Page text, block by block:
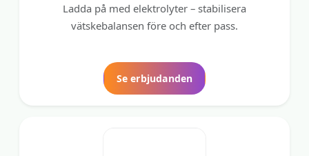
Ladda på med elektrolyter – stabilisera
vätskebalansen före och efter pass.
Se erbjudanden